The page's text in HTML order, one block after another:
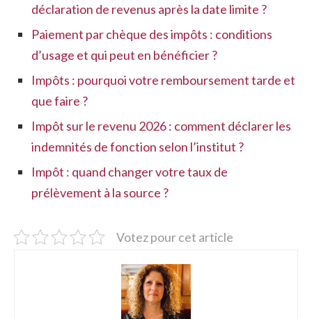
déclaration de revenus après la date limite ?
Paiement par chèque des impôts : conditions
d’usage et qui peut en bénéficier ?
Impôts : pourquoi votre remboursement tarde et
que faire ?
Impôt sur le revenu 2026 : comment déclarer les
indemnités de fonction selon l’institut ?
Impôt : quand changer votre taux de
prélèvement à la source ?
Votez pour cet article